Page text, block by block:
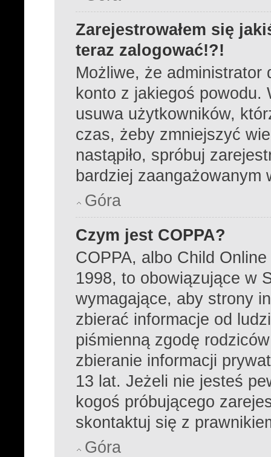
Zarejestrowałem się
teraz zalogować!?!
Możliwe, że administrator
konto z jakiegoś powodu.
usuwa użytkowników,
czas, żeby zmniejszyć
nastąpiło, spróbuj
bardziej zaangażowanym
Góra
Czym jest COPPA?
COPPA, albo Child
1998, to obowiązujące w
wymagające, aby strony
zbierać informacje od
piśmienną zgodę
zbieranie informacji
13 lat. Jeżeli nie jesteś
kogoś próbującego
skontaktuj się z
Góra